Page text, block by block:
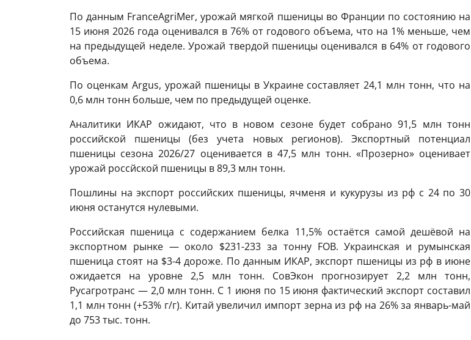
По данным FranceAgriMer, урожай мягкой пшеницы во Франции по состоянию на
15 июня 2026 года оценивался в 76% от годового объема, что на 1% меньше, чем
на предыдущей неделе. Урожай твердой пшеницы оценивался в 64% от годового
объема.
По оценкам Argus, урожай пшеницы в Украине составляет 24,1 млн тонн, что на
0,6 млн тонн больше, чем по предыдущей оценке.
Аналитики ИКАР ожидают, что в новом сезоне будет собрано 91,5 млн тонн
российской пшеницы (без учета новых регионов). Экспортный потенциал
пшеницы сезона 2026/27 оценивается в 47,5 млн тонн. «Прозерно» оценивает
урожай россйской пшеницы в 89,3 млн тонн.
Пошлины на экспорт российских пшеницы, ячменя и кукурузы из рф с 24 по 30
июня останутся нулевыми.
Российская пшеница с содержанием белка 11,5% остаётся самой дешёвой на
экспортном рынке — около $231-233 за тонну FOB. Украинская и румынская
пшеница стоят на $3-4 дороже. По данным ИКАР, экспорт пшеницы из рф в июне
ожидается на уровне 2,5 млн тонн. СовЭкон прогнозирует 2,2 млн тонн,
Русагротранс — 2,0 млн тонн. С 1 июня по 15 июня фактический экспорт составил
1,1 млн тонн (+53% г/г). Китай увеличил импорт зерна из рф на 26% за январь-май
до 753 тыс. тонн.